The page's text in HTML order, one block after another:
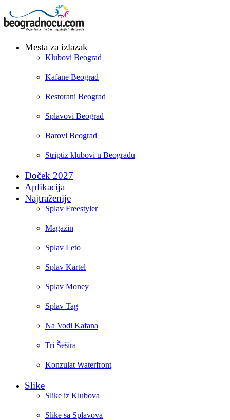
Mesta za izlazak
Klubovi Beograd
Kafane Beograd
Restorani Beograd
Splavovi Beograd
Barovi Beograd
Striptiz klubovi u Beogradu
Doček 2027
Aplikacija
Najtraženije
Splav Freestyler
Magazin
Splav Leto
Splav Kartel
Splav Money
Splav Tag
Na Vodi Kafana
Tri Šešira
Konzulat Waterfront
Slike
Slike iz Klubova
Slike sa Splavova